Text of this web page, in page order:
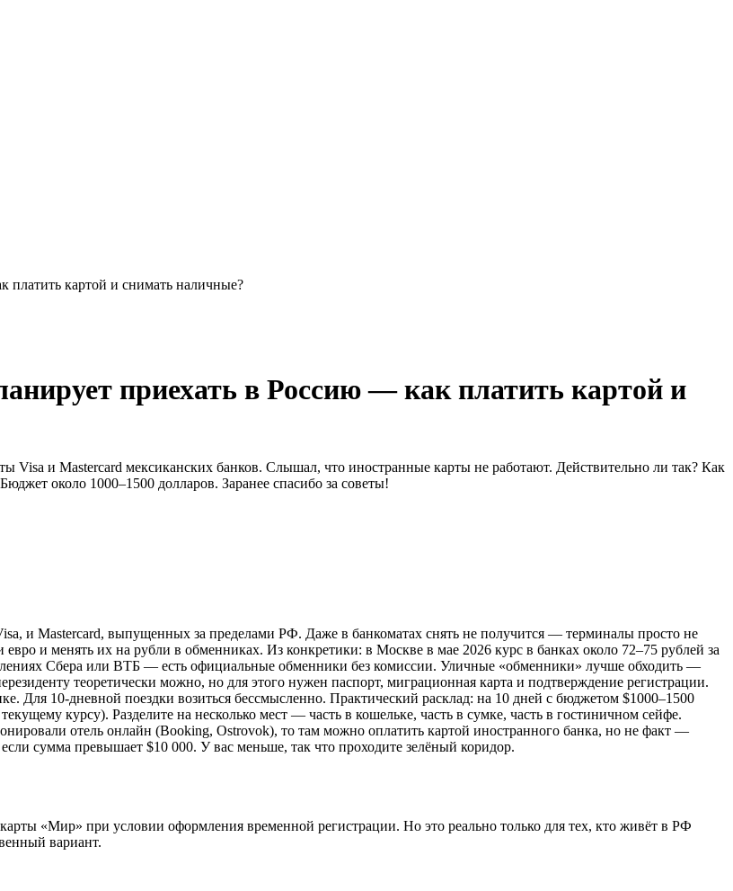
картой и снимать наличные?
приехать в Россию — как платить картой и
и Mastercard мексиканских банков. Слышал, что иностранные карты не работают. Действительно ли так? Как
около 1000–1500 долларов. Заранее спасибо за советы!
и Mastercard, выпущенных за пределами РФ. Даже в банкоматах снять не получится — терминалы просто не
и менять их на рубли в обменниках. Из конкретики: в Москве в мае 2026 курс в банках около 72–75 рублей за
Сбера или ВТБ — есть официальные обменники без комиссии. Уличные «обменники» лучше обходить —
теоретически можно, но для этого нужен паспорт, миграционная карта и подтверждение регистрации.
Для 10-дневной поездки возиться бессмысленно. Практический расклад: на 10 дней с бюджетом $1000–1500
курсу). Разделите на несколько мест — часть в кошельке, часть в сумке, часть в гостиничном сейфе.
отель онлайн (Booking, Ostrovok), то там можно оплатить картой иностранного банка, но не факт —
сумма превышает $10 000. У вас меньше, так что проходите зелёный коридор.
«Мир» при условии оформления временной регистрации. Но это реально только для тех, кто живёт в РФ
вариант.